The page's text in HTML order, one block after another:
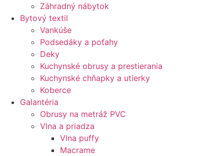
Záhradný nábytok
Bytový textil
Vankúše
Podsedáky a poťahy
Deky
Kuchynské obrusy a prestierania
Kuchynské chňapky a utierky
Koberce
Galantéria
Obrusy na metráž PVC
Vlna a priadza
Vlna puffy
Macrame